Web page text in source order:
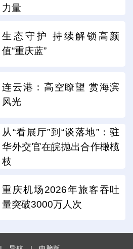
力量
生态守护 持续解锁高颜
值“重庆蓝”
连云港：高空瞭望 赏海滨
风光
从“看展厅”到“谈落地”：驻
华外交官在皖抛出合作橄榄
枝
重庆机场2026年旅客吞吐
量突破3000万人次